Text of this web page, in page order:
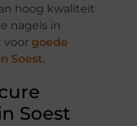
hoog kwaliteit
nagels in
voor goede
Soest.
Soest